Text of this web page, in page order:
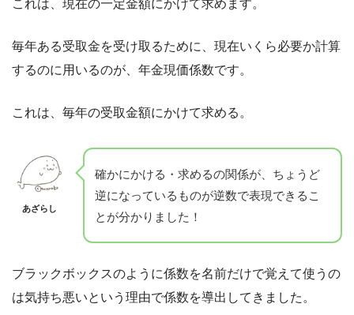
これは、現在の一定金額にかけて求めます。
毎年ある受取金を受け取るために、現在いくら必要か計算
するのに用いるのが、年金現価係数です。
これは、毎年の受取金額にかけて求める。
あざらし
確かにかける・求めるの関係が、ちょうど
逆になっているものが逆数で表現できるこ
とが分かりました！
ブラックボックスのように係数を名前だけで覚えて使うの
は気持ち悪いという理由で係数を導出してきました。